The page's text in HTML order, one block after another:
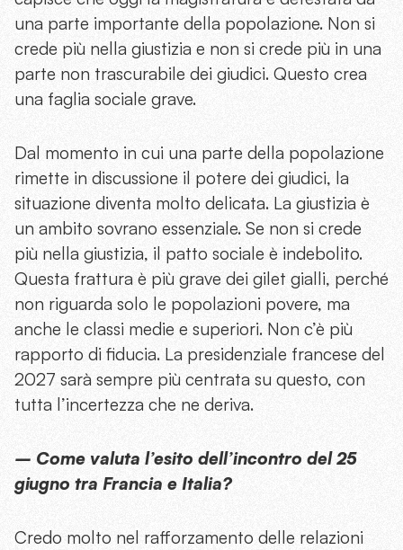
una parte importante della popolazione. Non si
crede più nella giustizia e non si crede più in una
parte non trascurabile dei giudici. Questo crea
una faglia sociale grave.
Dal momento in cui una parte della popolazione
rimette in discussione il potere dei giudici, la
situazione diventa molto delicata. La giustizia è
un ambito sovrano essenziale. Se non si crede
più nella giustizia, il patto sociale è indebolito.
Questa frattura è più grave dei gilet gialli, perché
non riguarda solo le popolazioni povere, ma
anche le classi medie e superiori. Non c’è più
rapporto di fiducia. La presidenziale francese del
2027 sarà sempre più centrata su questo, con
tutta l’incertezza che ne deriva.
– Come valuta l’esito dell’incontro del 25
giugno tra Francia e Italia?
Credo molto nel rafforzamento delle relazioni